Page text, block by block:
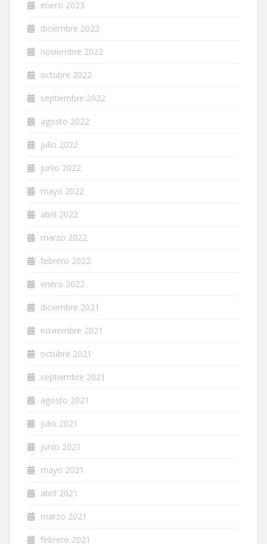
enero 2023
diciembre 2022
noviembre 2022
octubre 2022
septiembre 2022
agosto 2022
julio 2022
junio 2022
mayo 2022
abril 2022
marzo 2022
febrero 2022
enero 2022
diciembre 2021
noviembre 2021
octubre 2021
septiembre 2021
agosto 2021
julio 2021
junio 2021
mayo 2021
abril 2021
marzo 2021
febrero 2021